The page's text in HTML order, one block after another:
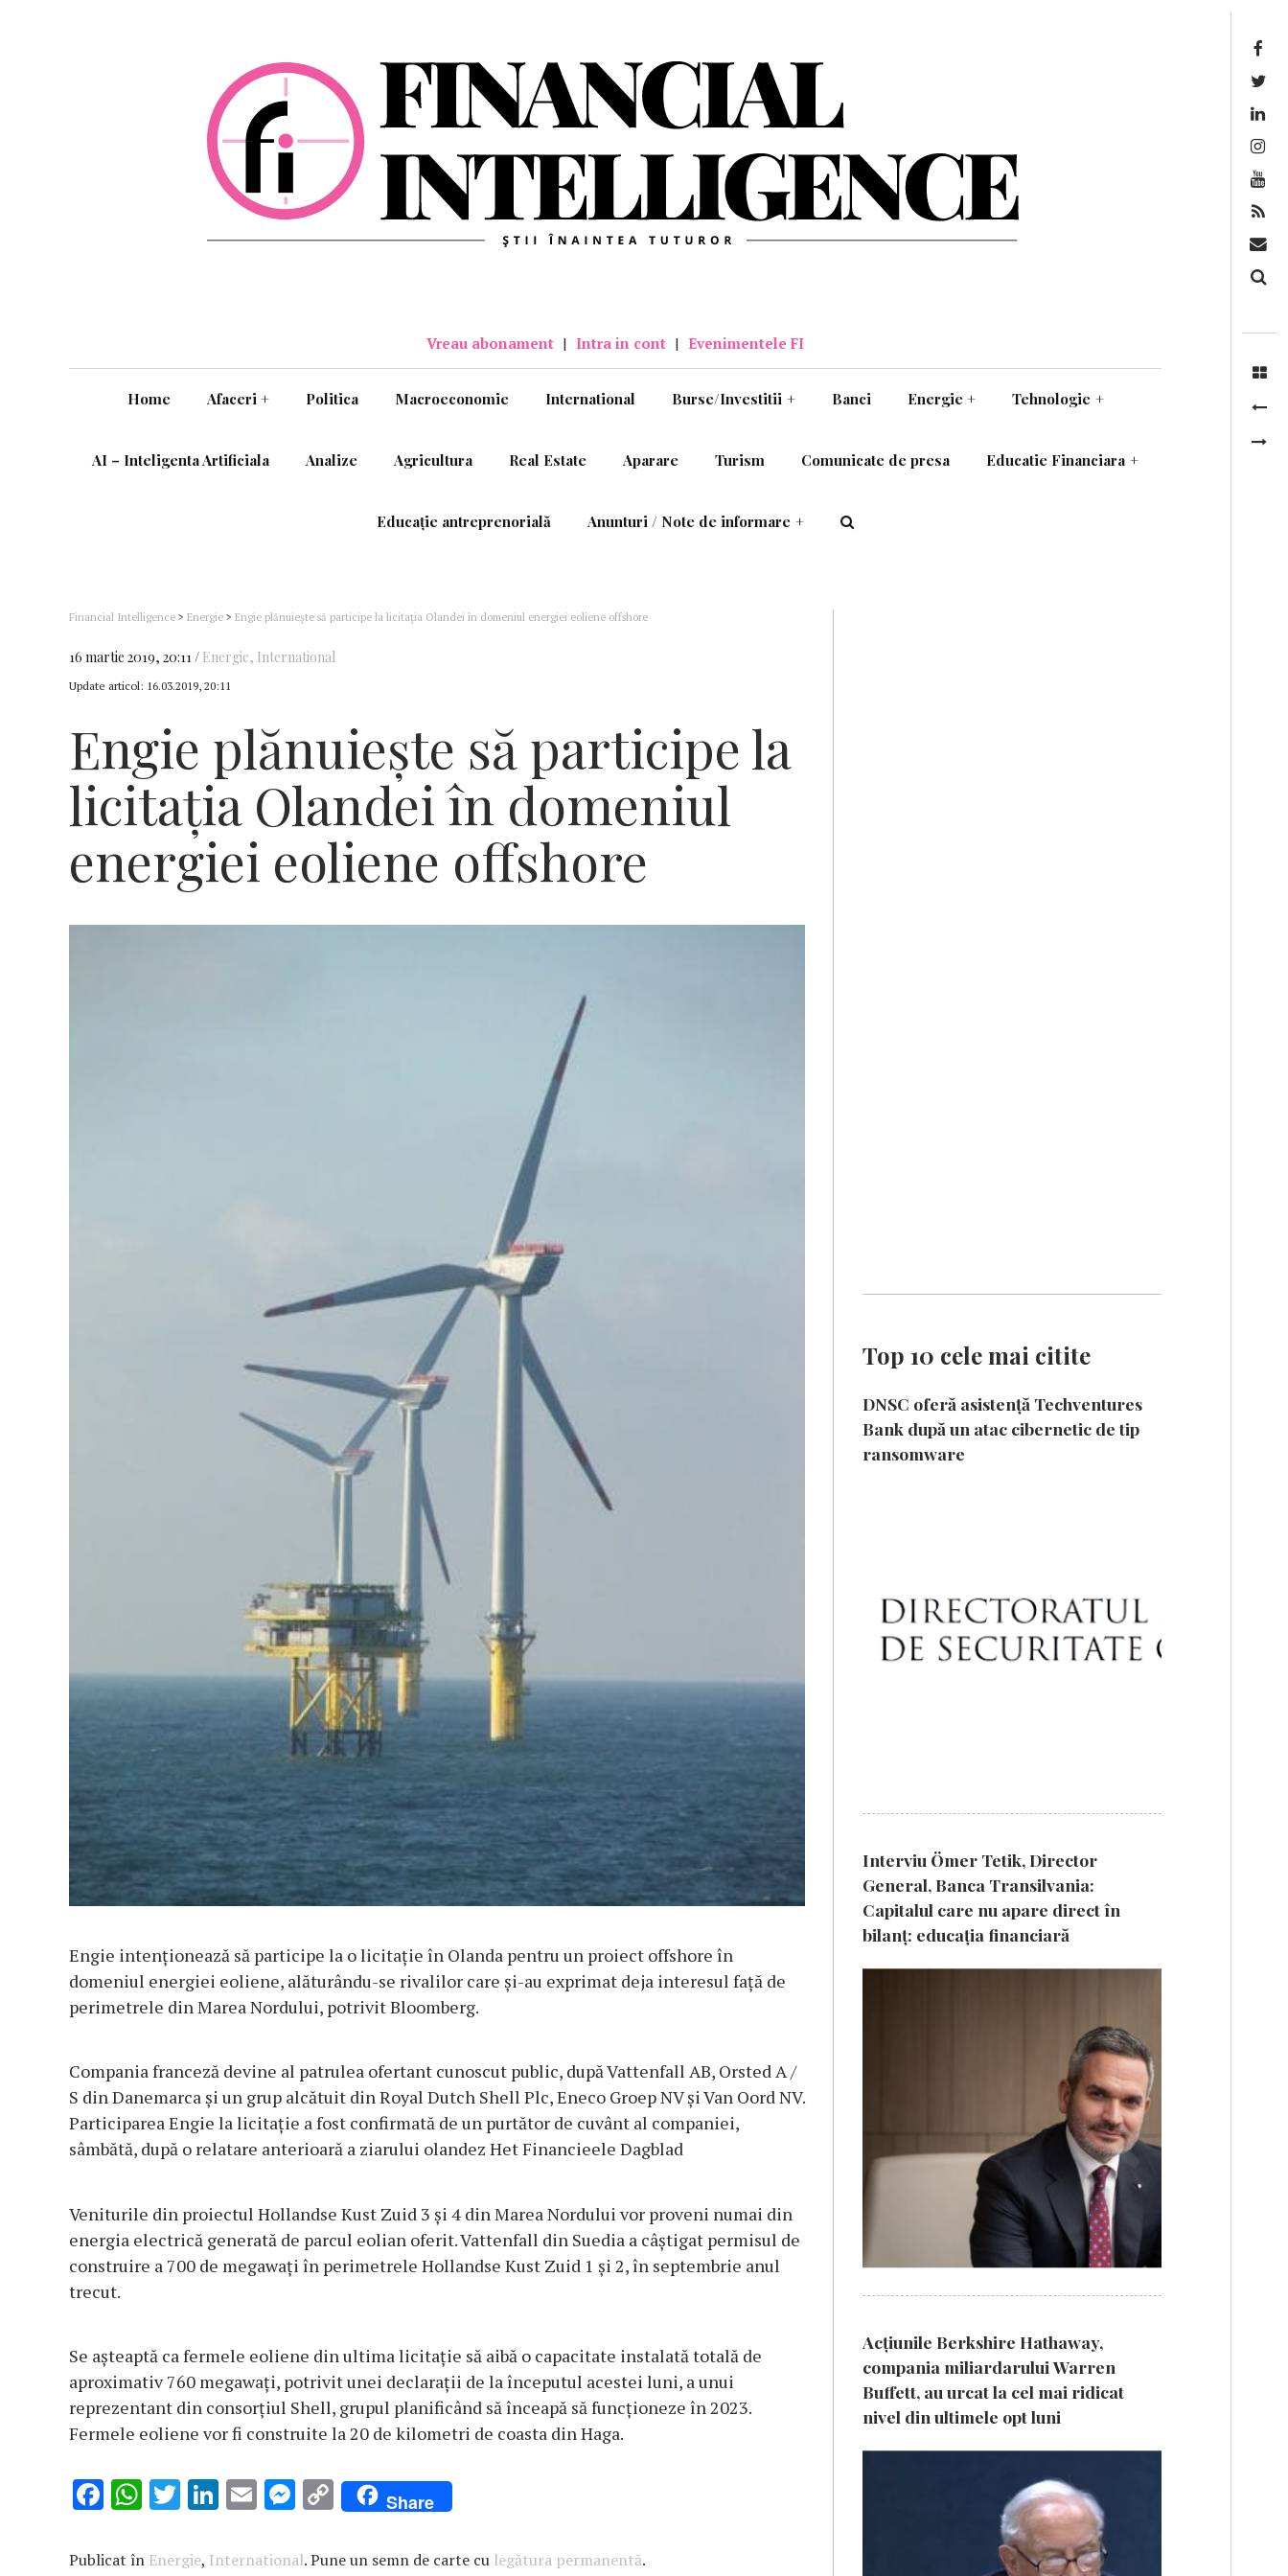
Vreau abonament | Intra in cont | Evenimentele FI
Home Afaceri + Politica Macroeconomie International Burse/Investitii + Banci Energie + Tehnologie +
AI – Inteligenta Artificiala Analize Agricultura Real Estate Aparare Turism Comunicate de presa Educatie Financiara +
Educație antreprenorială Anunturi / Note de informare +
Financial Intelligence > Energie > Engie plănuiește să participe la licitația Olandei în domeniul energiei eoliene offshore
16 martie 2019, 20:11 Energie, International
Update articol: 16.03.2019, 20:11
Engie plănuiește să participe la
licitația Olandei în domeniul
energiei eoliene offshore
Engie intenționează să participe la o licitație în Olanda pentru un proiect offshore în
domeniul energiei eoliene, alăturându-se rivalilor care și-au exprimat deja interesul față de
perimetrele din Marea Nordului, potrivit Bloomberg.
Compania franceză devine al patrulea ofertant cunoscut public, după Vattenfall AB, Orsted A /
S din Danemarca și un grup alcătuit din Royal Dutch Shell Plc, Eneco Groep NV și Van Oord NV.
Participarea Engie la licitație a fost confirmată de un purtător de cuvânt al companiei,
sâmbătă, după o relatare anterioară a ziarului olandez Het Financieele Dagblad
Veniturile din proiectul Hollandse Kust Zuid 3 și 4 din Marea Nordului vor proveni numai din
energia electrică generată de parcul eolian oferit. Vattenfall din Suedia a câștigat permisul de
construire a 700 de megawați în perimetrele Hollandse Kust Zuid 1 și 2, în septembrie anul
trecut.
Se așteaptă ca fermele eoliene din ultima licitație să aibă o capacitate instalată totală de
aproximativ 760 megawați, potrivit unei declarații de la începutul acestei luni, a unui
reprezentant din consorțiul Shell, grupul planificând să înceapă să funcționeze în 2023.
Fermele eoliene vor fi construite la 20 de kilometri de coasta din Haga.
F
e
W
at
T
it
Li
k
E
ai
M
se
C
o
p
Share
Publicat în Energie, International. Pune un semn de carte cu legătura permanentă.
Top 10 cele mai citite
DNSC oferă asistență Techventures
Bank după un atac cibernetic de tip
ransomware
Interviu Ömer Tetik, Director
General, Banca Transilvania:
Capitalul care nu apare direct în
bilanț: educația financiară
Acțiunile Berkshire Hathaway,
compania miliardarului Warren
Buffett, au urcat la cel mai ridicat
nivel din ultimele opt luni